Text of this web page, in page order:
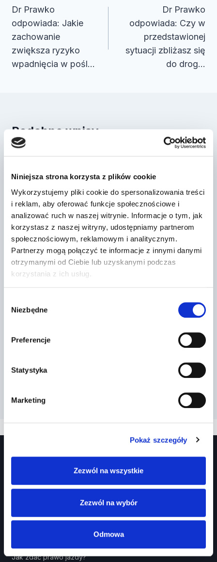
Niniejsza strona korzysta z plików cookie
Wykorzystujemy pliki cookie do spersonalizowania treści
i reklam, aby oferować funkcje społecznościowe i
analizować ruch w naszej witrynie. Informacje o tym, jak
korzystasz z naszej witryny, udostępniamy partnerom
społecznościowym, reklamowym i analitycznym.
Partnerzy mogą połączyć te informacje z innymi danymi
otrzymanymi od Ciebie lub uzyskanymi podczas
korzystania z ich usług.
zgody
Niezbędne
Preferencje
Statystyka
Marketing
Pokaż szczegóły
Zezwól na wszystkie
Zezwól na wybór
Odmowa
wpisu
Dr Prawko
odpowiada: Jakie
zachowanie
zwiększa ryzyko
wpadnięcia w pośl…
Dr Prawko
odpowiada: Czy w
przedstawionej
sytuacji zbliżasz się
do drog…
Podobne wpisy
sytuacji masz pierwszeństwo przed
pojazd…
Przez 2022-03-13
Prawko.pl
Jak zdać prawo jazdy?